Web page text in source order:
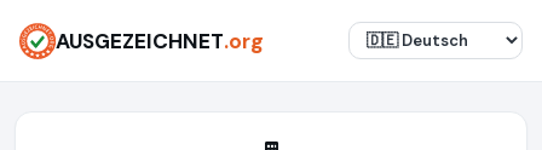
AUSGEZEICHNET.org